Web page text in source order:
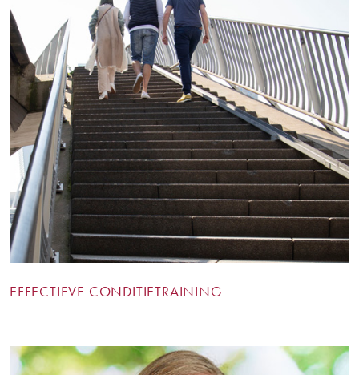
EFFECTIEVE CONDITIETRAINING